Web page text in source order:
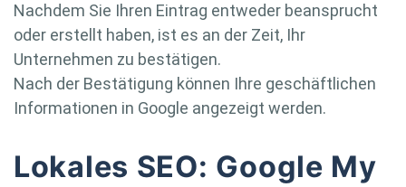
Nachdem Sie Ihren Eintrag entweder beansprucht
oder erstellt haben, ist es an der Zeit, Ihr
Unternehmen zu bestätigen.
Nach der Bestätigung können Ihre geschäftlichen
Informationen in Google angezeigt werden.
Lokales SEO: Google My